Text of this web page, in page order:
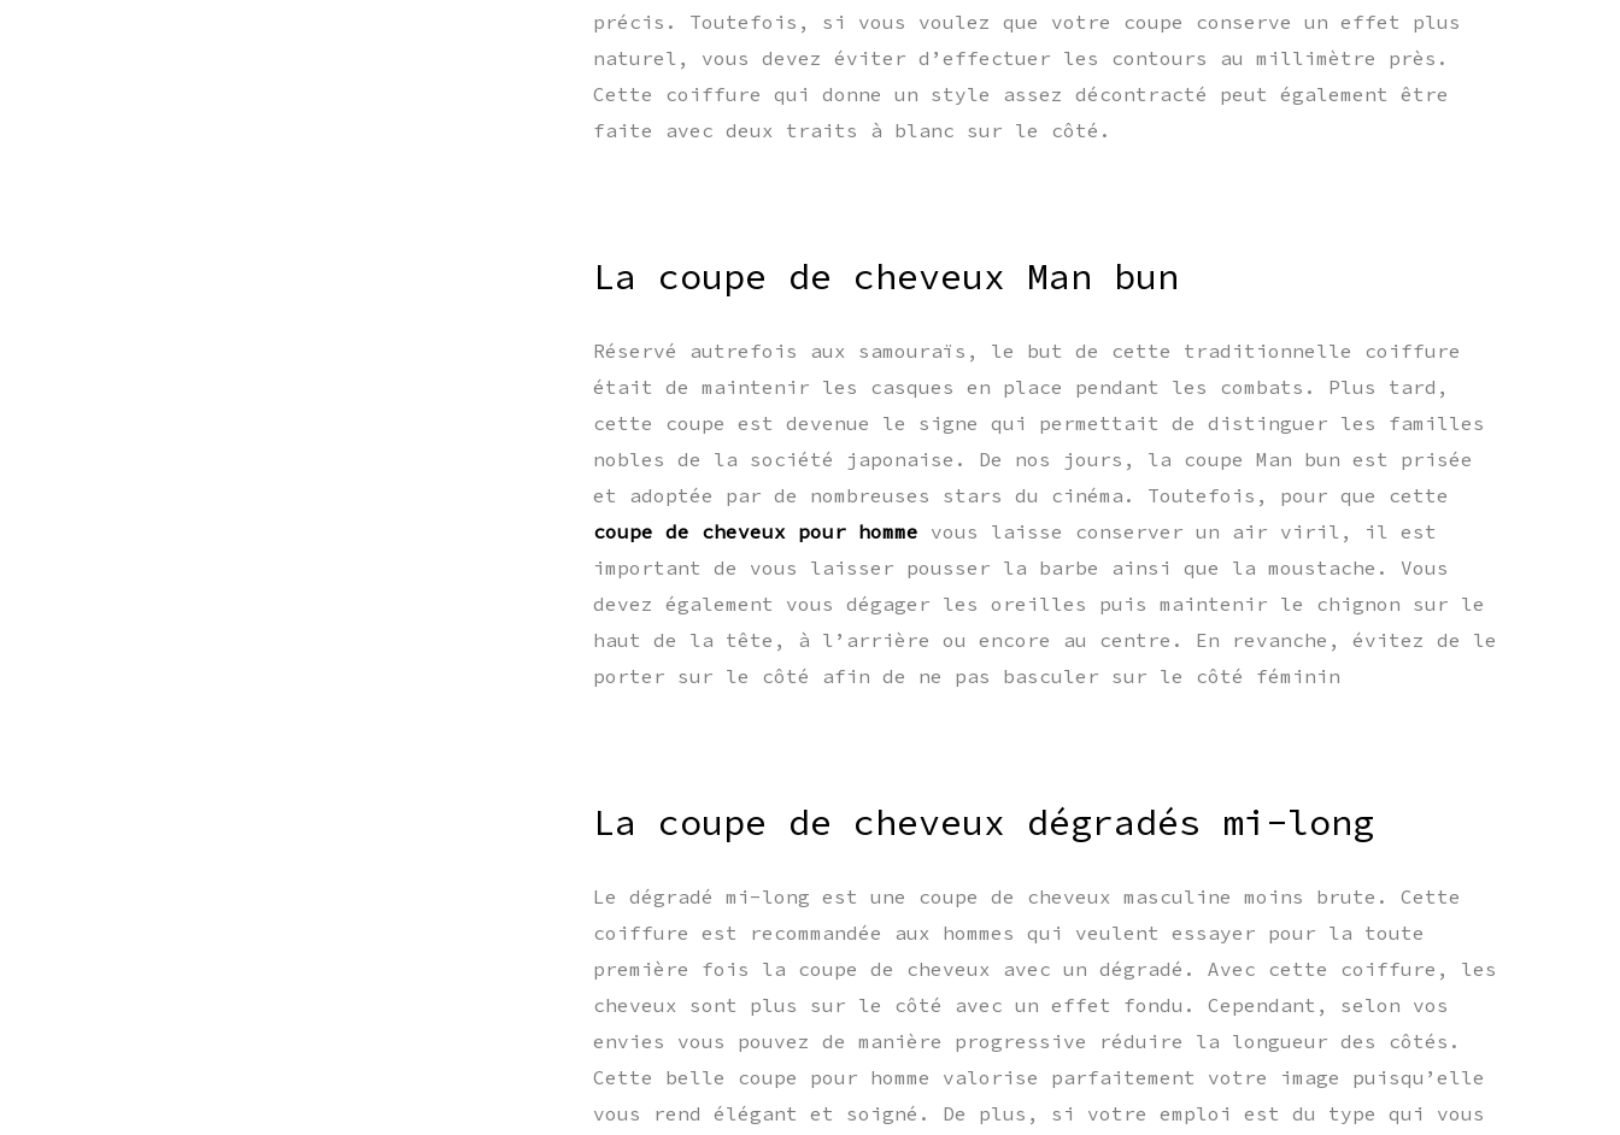
précis. Toutefois, si vous voulez que votre coupe conserve un effet plus
naturel, vous devez éviter d’effectuer les contours au millimètre près.
Cette coiffure qui donne un style assez décontracté peut également être
faite avec deux traits à blanc sur le côté.
La coupe de cheveux Man bun
Réservé autrefois aux samouraïs, le but de cette traditionnelle coiffure
était de maintenir les casques en place pendant les combats. Plus tard,
cette coupe est devenue le signe qui permettait de distinguer les familles
nobles de la société japonaise. De nos jours, la coupe Man bun est prisée
et adoptée par de nombreuses stars du cinéma. Toutefois, pour que cette
coupe de cheveux pour homme vous laisse conserver un air viril, il est
important de vous laisser pousser la barbe ainsi que la moustache. Vous
devez également vous dégager les oreilles puis maintenir le chignon sur le
haut de la tête, à l’arrière ou encore au centre. En revanche, évitez de le
porter sur le côté afin de ne pas basculer sur le côté féminin
La coupe de cheveux dégradés mi-long
Le dégradé mi-long est une coupe de cheveux masculine moins brute. Cette
coiffure est recommandée aux hommes qui veulent essayer pour la toute
première fois la coupe de cheveux avec un dégradé. Avec cette coiffure, les
cheveux sont plus sur le côté avec un effet fondu. Cependant, selon vos
envies vous pouvez de manière progressive réduire la longueur des côtés.
Cette belle coupe pour homme valorise parfaitement votre image puisqu’elle
vous rend élégant et soigné. De plus, si votre emploi est du type qui vous